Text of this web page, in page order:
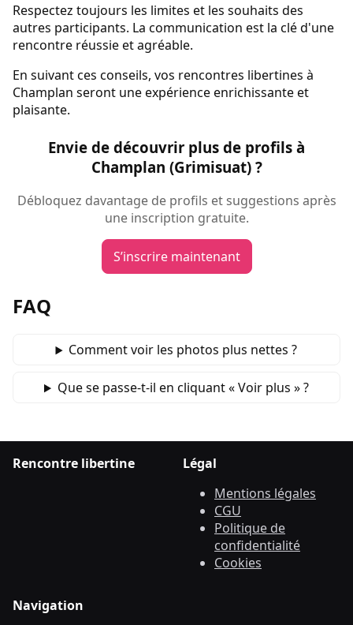
Respectez toujours les limites et les souhaits des
autres participants. La communication est la clé d'une
rencontre réussie et agréable.
En suivant ces conseils, vos rencontres libertines à
Champlan seront une expérience enrichissante et
plaisante.
Envie de découvrir plus de profils à
Champlan (Grimisuat) ?
Débloquez davantage de profils et suggestions après
une inscription gratuite.
S’inscrire maintenant
FAQ
Comment voir les photos plus nettes ?
Que se passe‑t‑il en cliquant « Voir plus » ?
Rencontre libertine
Légal
Mentions légales
CGU
Politique de
confidentialité
Cookies
Navigation